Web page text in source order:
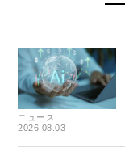
ニュース
2026.08.03